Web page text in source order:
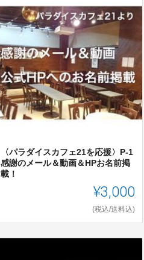
〈パラダイスカフェ21を応援〉P-1
感謝のメール＆動画＆HPお名前掲
載！
¥3,000
(税込/送料込)